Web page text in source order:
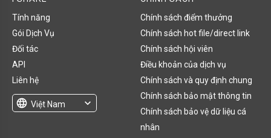
Tính năng
Gói Dịch Vụ
Đối tác
API
Liên hệ
language Việt Nam
expand_more
Chính sách điểm thưởng
Chính sách hot file/direct link
Chính sách hội viên
Điều khoản của dịch vụ
Chính sách và quy định chung
Chính sách bảo mật thông tin
Chính sách bảo vệ dữ liệu cá
nhân